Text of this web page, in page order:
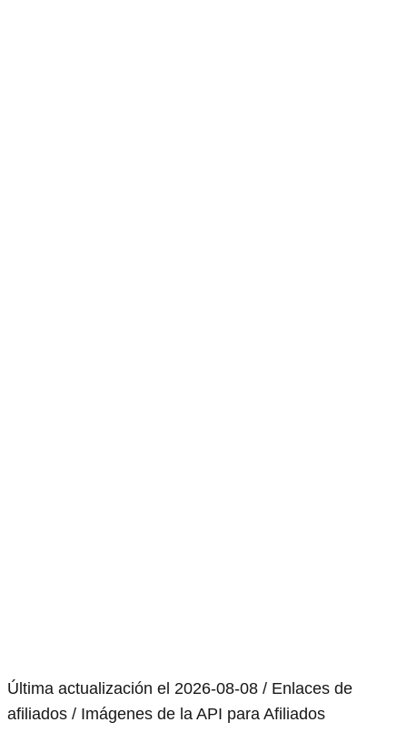
Última actualización el 2026-08-08 / Enlaces de
afiliados / Imágenes de la API para Afiliados